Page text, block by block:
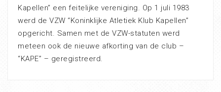
Kapellen” een feitelijke vereniging. Op 1 juli 1983
werd de VZW “Koninklijke Atletiek Klub Kapellen”
opgericht. Samen met de VZW-statuten werd
meteen ook de nieuwe afkorting van de club –
“KAPE” – geregistreerd.